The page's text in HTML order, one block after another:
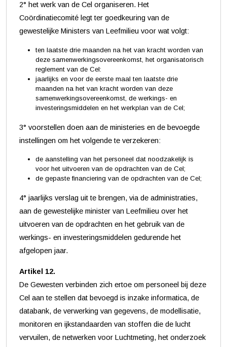
2° het werk van de Cel organiseren. Het
Coördinatiecomité legt ter goedkeuring van de
gewestelijke Ministers van Leefmilieu voor wat volgt:
ten laatste drie maanden na het van kracht worden van
deze samenwerkingsovereenkomst, het organisatorisch
reglement van de Cel:
jaarlijks en voor de eerste maal ten laatste drie
maanden na het van kracht worden van deze
samenwerkingsovereenkomst, de werkings- en
investeringsmiddelen en het werkplan van de Cel;
3° voorstellen doen aan de ministeries en de bevoegde
instellingen om het volgende te verzekeren:
de aanstelling van het personeel dat noodzakelijk is
voor het uitvoeren van de opdrachten van de Cel;
de gepaste financiering van de opdrachten van de Cel;
4° jaarlijks verslag uit te brengen, via de administraties,
aan de gewestelijke minister van Leefmilieu over het
uitvoeren van de opdrachten en het gebruik van de
werkings- en investeringsmiddelen gedurende het
afgelopen jaar.
Artikel 12.
De Gewesten verbinden zich ertoe om personeel bij deze
Cel aan te stellen dat bevoegd is inzake informatica, de
databank, de verwerking van gegevens, de modellisatie,
monitoren en ijkstandaarden van stoffen die de lucht
vervuilen, de netwerken voor Luchtmeting, het onderzoek